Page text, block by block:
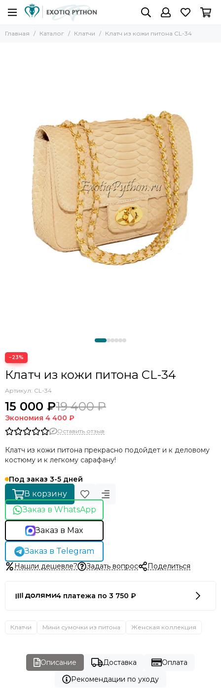
Главная Каталог Клатчи Клатч из кожи питона CL-34
−23%
Клатч из кожи питона CL-34
Артикул: CL-34
15 000 ₽19 400 ₽
Экономия 4 400 ₽
Оставить отзыв
Клатч из кожи питона прекрасно подойдет и к деловому
костюму и к легкому сарафану!
Под заказ 3-5 дней
В корзину
Заказ в WhatsApp
Заказ в Max
Заказ в Telegram
Нашли дешевле? Задать вопрос Поделиться
4 платежа по 3 750 ₽
Клатчи Мини сумочки из питона Женская коллекция
Описание Доставка
Оплата
Рекомендации по уходу